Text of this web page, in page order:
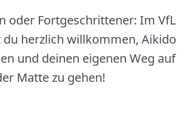
oder Fortgeschrittener: Im VfL
du herzlich willkommen, Aikido
und deinen eigenen Weg auf
Matte zu gehen!